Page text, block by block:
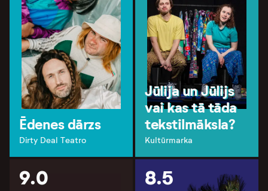
Ēdenes dārzs
Dirty Deal Teatro
Jūlija un Jūlijs
vai kas tā tāda
tekstilmāksla?
Kultūrmarka
9.0 8.5